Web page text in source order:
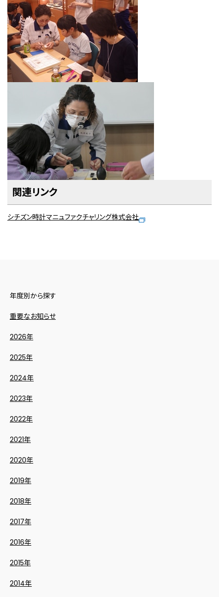
関連リンク
シチズン時計マニュファクチャリング株式会社
年度別から探す
重要なお知らせ
2026年
2025年
2024年
2023年
2022年
2021年
2020年
2019年
2018年
2017年
2016年
2015年
2014年